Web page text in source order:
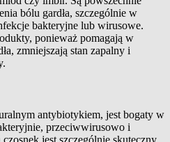
bólu gardła, szczególnie w
bakteryjne lub wirusowe.
ponieważ pomagają w
zmniejszają stan zapalny i
antybiotykiem, jest bogaty w
przeciwwirusowo i